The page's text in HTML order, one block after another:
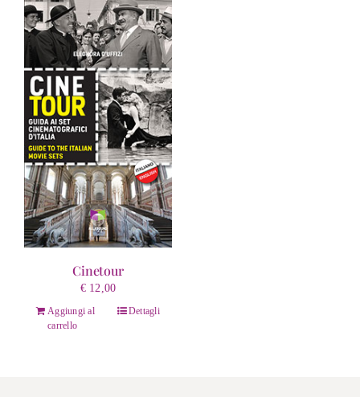
Catalogo
Cinetour
€12,00
Aggiungi al
carrello
Dettagli